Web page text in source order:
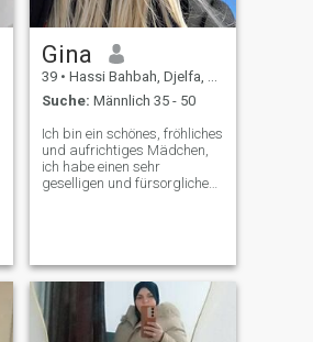
Gina
39 • Hassi Bahbah, Djelfa, Algerien
Suche: Männlich 35 - 50
Ich bin ein schönes, fröhliches
und aufrichtiges Mädchen,
ich habe einen sehr
geselligen und fürsorglichen